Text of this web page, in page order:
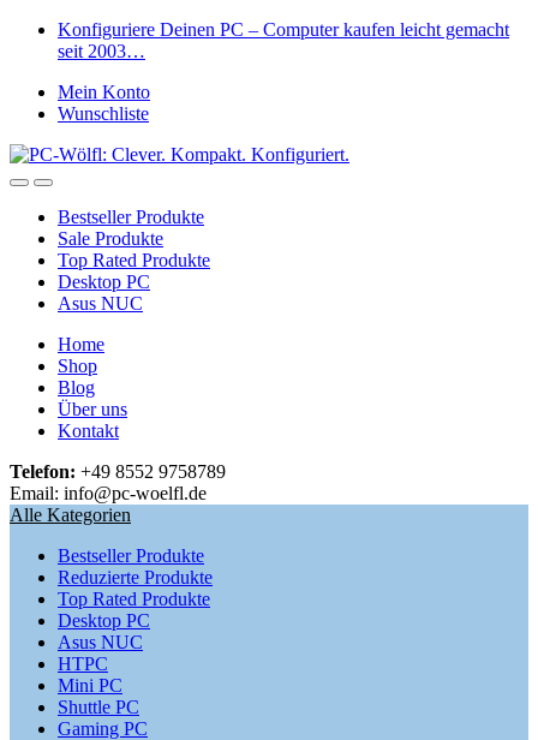
Skip
Skip
Konfiguriere Deinen PC – Computer kaufen leicht gemacht
seit 2003…
Mein Konto
Wunschliste
OpenClose
Bestseller Produkte
Sale Produkte
Top Rated Produkte
Desktop PC
Asus NUC
Home
Shop
Blog
Über uns
Kontakt
Telefon: +49 8552 9758789
Email: info@pc-woelfl.de
Alle Kategorien
Bestseller Produkte
Reduzierte Produkte
Top Rated Produkte
Desktop PC
Asus NUC
HTPC
Mini PC
Shuttle PC
Gaming PC